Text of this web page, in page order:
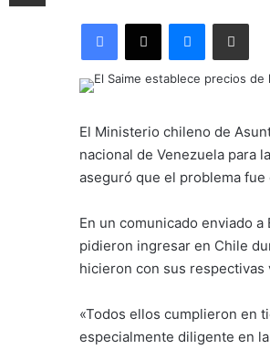
Facebook
X Messenger
Compartir
El Ministerio chileno de
nacional de Venezuela para
aseguró que el problema
En un comunicado enviado
pidieron ingresar en Chile
hicieron con sus respectivas
«Todos ellos cumplieron en
especialmente diligente en